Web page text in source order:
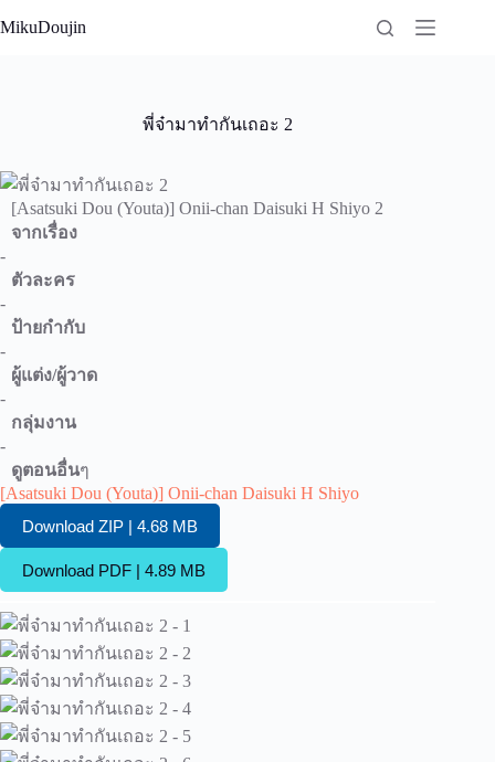
to
MikuDoujin
พี่จ๋ามาทำกันเถอะ 2
[Asatsuki Dou (Youta)] Onii-chan Daisuki H Shiyo 2
จากเรื่อง
-
ตัวละคร
-
ป้ายกำกับ
-
ผู้แต่ง/ผู้วาด
-
กลุ่มงาน
-
ดูตอนอื่นๆ
[Asatsuki Dou (Youta)] Onii-chan Daisuki H Shiyo
Download ZIP | 4.68 MB
Download PDF | 4.89 MB